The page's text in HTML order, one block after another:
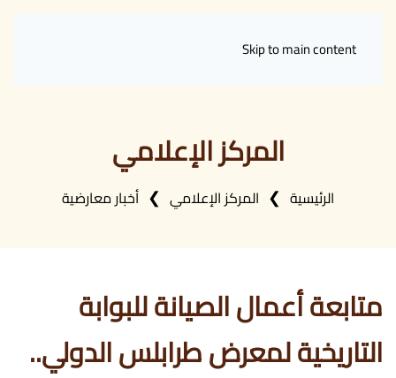
Skip to main content
المركز الإعلامي
الرئيسية المركز الإعلامي أخبار معارضية
متابعة أعمال الصيانة للبوابة
التاريخية لمعرض طرابلس الدولي..